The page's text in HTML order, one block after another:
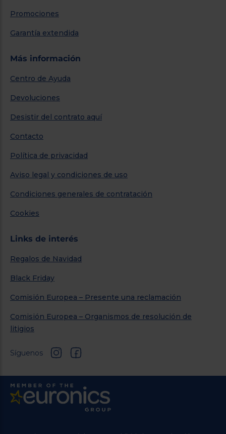
Promociones
Garantía extendida
Más información
Centro de Ayuda
Devoluciones
Desistir del contrato aquí
Contacto
Política de privacidad
Aviso legal y condiciones de uso
Condiciones generales de contratación
Cookies
Links de interés
Regalos de Navidad
Black Friday
Comisión Europea – Presente una reclamación
Comisión Europea – Organismos de resolución de
litigios
Síguenos